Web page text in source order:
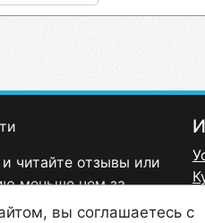
читайте отзывы или
меньше чем за
вы соглашаетесь с